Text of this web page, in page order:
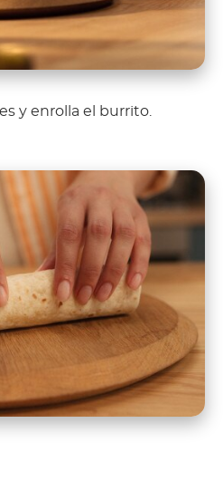
y enrolla el burrito.